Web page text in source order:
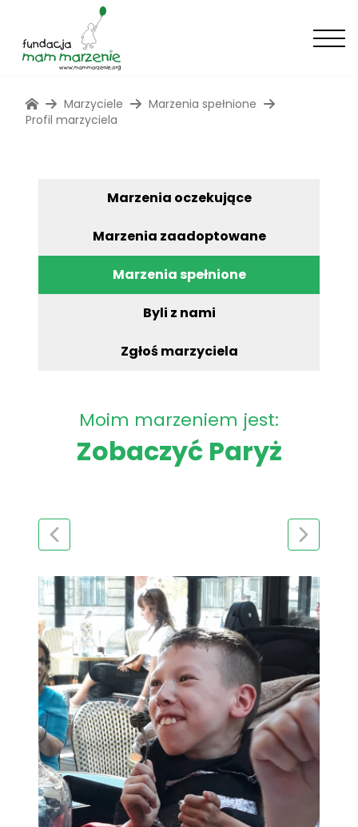
Marzyciele
Marzenia spełnione
Profil marzyciela
Marzenia oczekujące
Marzenia zaadoptowane
Marzenia spełnione
Byli z nami
Zgłoś marzyciela
Moim marzeniem jest:
Zobaczyć Paryż